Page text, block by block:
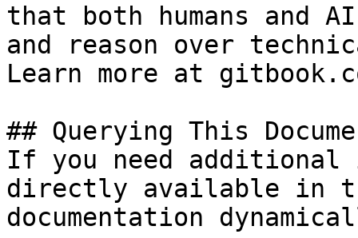
that both humans and
and reason over
Learn more at
## Querying This
If you need
directly available in
documentation